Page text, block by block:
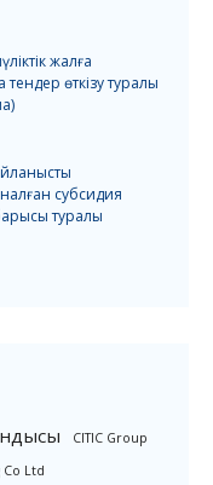
жалға
өткізу туралы
субсидия
туралы
CITIC Group
Co Ltd